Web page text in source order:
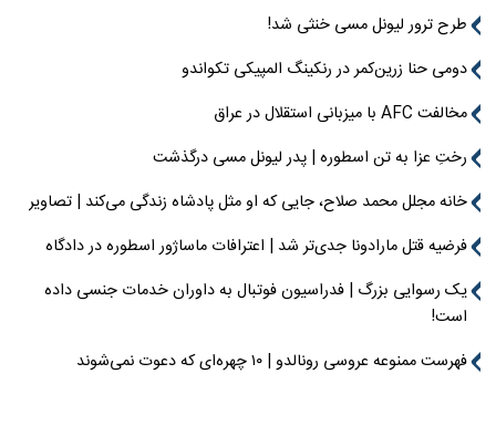
طرح ترور لیونل مسی خنثی شد!
دومی حنا زرین‌کمر در رنکینگ المپیکی تکواندو
مخالفت AFC با میزبانی استقلال در عراق
رختِ عزا به تن اسطوره | پدر لیونل مسی درگذشت
خانه مجلل محمد صلاح، جایی که او مثل پادشاه زندگی می‌کند | تصاویر
فرضیه قتل مارادونا جدی‌تر شد | اعترافات ماساژور اسطوره در دادگاه
یک رسوایی بزرگ | فدراسیون فوتبال به داوران خدمات جنسی داده
است!
فهرست ممنوعه عروسی رونالدو | ۱۰ چهره‌ای که دعوت نمی‌شوند